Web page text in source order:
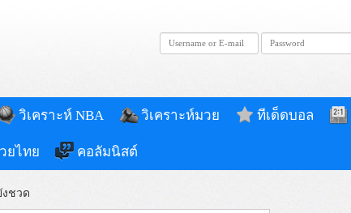
วิเคราะห์ NBA วิเคราะห์มวย ทีเด็ดบอล
ยไทย คอลัมนิสต์
ชวด